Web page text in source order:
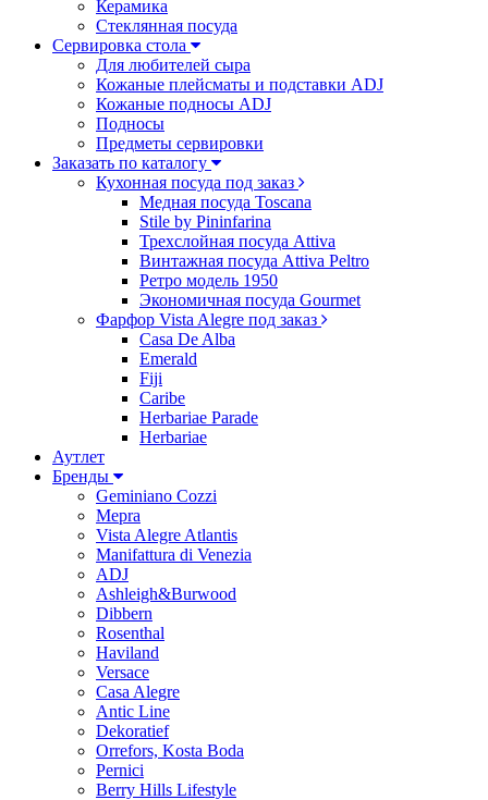
Керамика
Стеклянная посуда
Сервировка стола
Для любителей сыра
Кожаные плейсматы и подставки ADJ
Кожаные подносы ADJ
Подносы
Предметы сервировки
Заказать по каталогу
Кухонная посуда под заказ
Медная посуда Toscana
Stile by Pininfarina
Трехслойная посуда Attiva
Винтажная посуда Attiva Peltro
Ретро модель 1950
Экономичная посуда Gourmet
Фарфор Vista Alegre под заказ
Casa De Alba
Emerald
Fiji
Caribe
Herbariae Parade
Herbariae
Аутлет
Бренды
Geminiano Cozzi
Mepra
Vista Alegre Atlantis
Manifattura di Venezia
ADJ
Ashleigh&Burwood
Dibbern
Rosenthal
Haviland
Versace
Casa Alegre
Antic Line
Dekoratief
Orrefors, Kosta Boda
Pernici
Berry Hills Lifestyle